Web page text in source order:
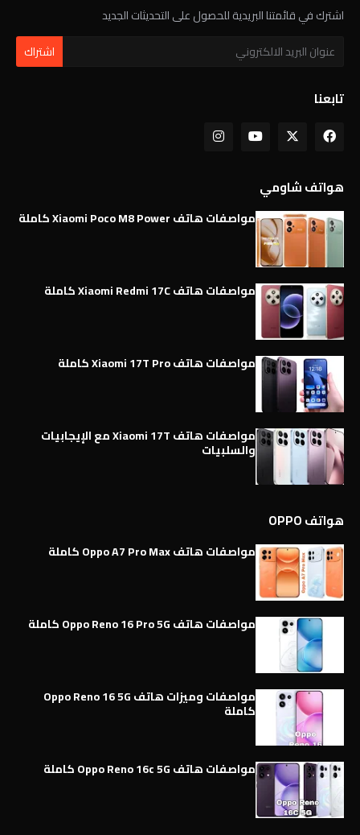
اشترك في قائمتنا البريدية للحصول على التحديثات الجديد
تابعنا
هواتف شاومي
مواصفات هاتف Xiaomi Poco M8 Power كاملة
مواصفات هاتف Xiaomi Redmi 17C كاملة
مواصفات هاتف Xiaomi 17T Pro كاملة
مواصفات هاتف Xiaomi 17T مع الإيجابيات
والسلبيات
هواتف OPPO
مواصفات هاتف Oppo A7 Pro Max كاملة
مواصفات هاتف Oppo Reno 16 Pro 5G كاملة
مواصفات وميزات هاتف Oppo Reno 16 5G
كاملة
مواصفات هاتف Oppo Reno 16c 5G كاملة